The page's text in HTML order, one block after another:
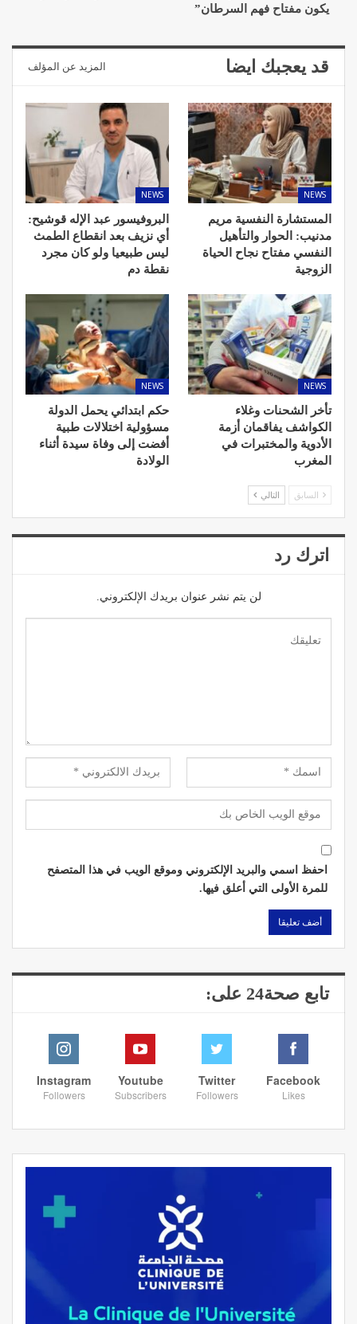
يكون مفتاح فهم السرطان”
قد يعجبك ايضا المزيد عن المؤلف
NEWS
المستشارة النفسية مريم
مدنيب: الحوار والتأهيل
النفسي مفتاح نجاح الحياة
الزوجية
NEWS
البروفيسور عبد الإله قوشيح:
أي نزيف بعد انقطاع الطمث
ليس طبيعيا ولو كان مجرد
نقطة دم
NEWS
تأخر الشحنات وغلاء
الكواشف يفاقمان أزمة
الأدوية والمختبرات في
المغرب
NEWS
حكم ابتدائي يحمل الدولة
مسؤولية اختلالات طبية
أفضت إلى وفاة سيدة أثناء
الولادة
السابق التالي
اترك رد
لن يتم نشر عنوان بريدك الإلكتروني.
احفظ اسمي والبريد الإلكتروني وموقع الويب في هذا المتصفح
للمرة الأولى التي أعلق فيها.
تابع صحة24 على:
Facebook
Likes
Twitter
Followers
Youtube
Subscribers
Instagram
Followers